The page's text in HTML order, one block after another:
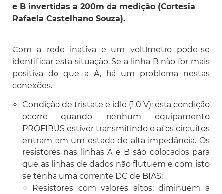
e B invertidas a 200m da medição (Cortesia
Rafaela Castelhano Souza).
Com a rede inativa e um voltímetro pode-se
identificar esta situação. Se a linha B não for mais
positiva do que a A, há um problema nestas
conexões.
Condição de tristate e idle (1.0 V): esta condição
ocorre quando nenhum equipamento
PROFIBUS estiver transmitindo e aí os circuitos
entram em um estado de alta impedância. Os
resistores nas linhas A e B são colocados para
que as linhas de dados não flutuem e com isto
se tenha uma corrente DC de BIAS:
Resistores com valores altos: diminuem a